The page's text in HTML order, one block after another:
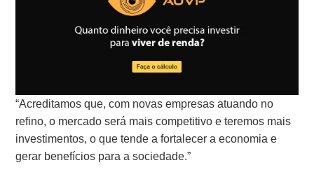
“Acreditamos que, com novas empresas atuando no
refino, o mercado será mais competitivo e teremos mais
investimentos, o que tende a fortalecer a economia e
gerar benefícios para a sociedade.”